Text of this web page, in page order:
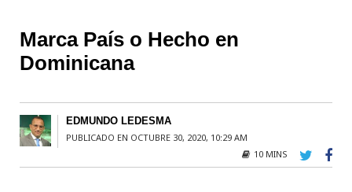
Marca País o Hecho en
Dominicana
EDMUNDO LEDESMA
PUBLICADO EN OCTUBRE 30, 2020, 10:29 AM
10 MINS